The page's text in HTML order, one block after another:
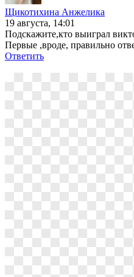
Щикотихина Анжелика
19 августа, 14:01
Подскажите,кто выиграл
Первые ,вроде, правильно
Ответить